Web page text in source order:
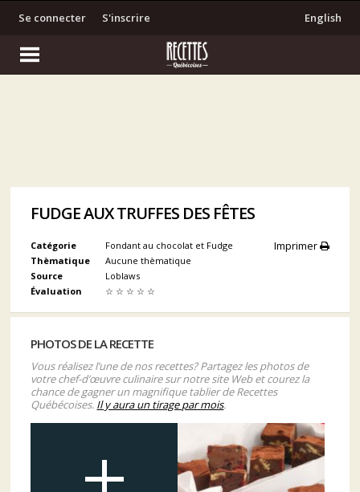
S'inscrire
Se connecter English
FUDGE AUX TRUFFES DES FÊTES
Imprimer
Catégorie
Fondant au chocolat et Fudge
Thèmatique
Aucune thèmatique
Source
Loblaws
Évaluation
☆ ☆ ☆ ☆ ☆
PHOTOS DE LA RECETTE
Vous réalisez l’une de nos recettes? Partagez les photos de
votre chef-d’œuvre culinaire sur notre site Web et courez la
chance de gagner un magnifique tablier de Recettes
Québécoises. Il y aura un tirage par mois.